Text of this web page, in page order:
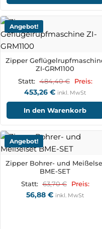
Angebot!
Zipper
ZI-GRM1100
Statt: 484,40€ Preis:
453,26 € inkl. MwSt
In den Warenkorb
Angebot!
Zipper Bohrer- und
BME-SET
Statt: 63,70€ Preis:
56,88 € inkl. MwSt